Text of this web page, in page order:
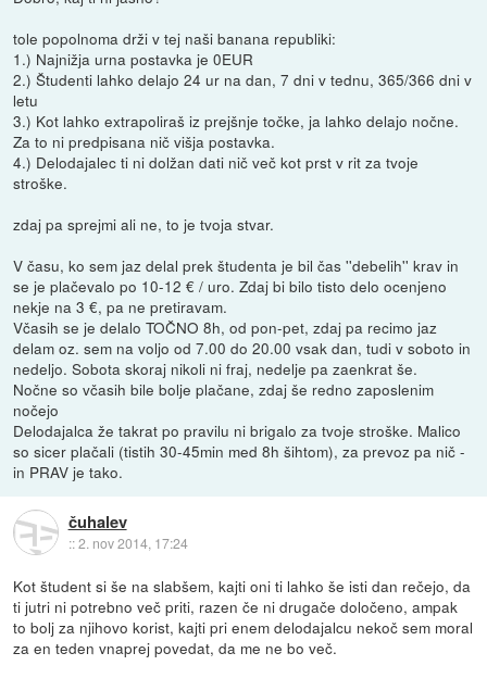
tole popolnoma drži v tej naši banana republiki:
1.) Najnižja urna postavka je 0EUR
2.) Študenti lahko delajo 24 ur na dan, 7 dni v tednu, 365/366 dni v
letu
3.) Kot lahko extrapoliraš iz prejšnje točke, ja lahko delajo nočne.
Za to ni predpisana nič višja postavka.
4.) Delodajalec ti ni dolžan dati nič več kot prst v rit za tvoje
stroške.
zdaj pa sprejmi ali ne, to je tvoja stvar.
V času, ko sem jaz delal prek študenta je bil čas ''debelih'' krav in
se je plačevalo po 10-12 € / uro. Zdaj bi bilo tisto delo ocenjeno
nekje na 3 €, pa ne pretiravam.
Včasih se je delalo TOČNO 8h, od pon-pet, zdaj pa recimo jaz
delam oz. sem na voljo od 7.00 do 20.00 vsak dan, tudi v soboto in
nedeljo. Sobota skoraj nikoli ni fraj, nedelje pa zaenkrat še.
Nočne so včasih bile bolje plačane, zdaj še redno zaposlenim
nočejo
Delodajalca že takrat po pravilu ni brigalo za tvoje stroške. Malico
so sicer plačali (tistih 30-45min med 8h šihtom), za prevoz pa nič -
in PRAV je tako.
čuhalev
::2. nov 2014, 17:24
Kot študent si še na slabšem, kajti oni ti lahko še isti dan rečejo, da
ti jutri ni potrebno več priti, razen če ni drugače določeno, ampak
to bolj za njihovo korist, kajti pri enem delodajalcu nekoč sem moral
za en teden vnaprej povedat, da me ne bo več.